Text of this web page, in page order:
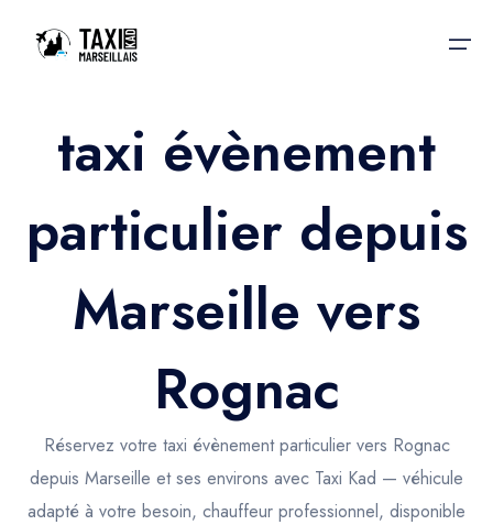
Accueil
Nos services
Nos services
Trajet Gare SNCF
Trajet Port croisière
Trajet Séminaire
Trajet Santé
Trajet Longue Distance
Réservation
Actualités & évènements
Contactez-nous
taxi évènement
particulier depuis
Marseille vers
Rognac
Réservez votre taxi évènement particulier vers Rognac
depuis Marseille et ses environs avec Taxi Kad — véhicule
adapté à votre besoin, chauffeur professionnel, disponible